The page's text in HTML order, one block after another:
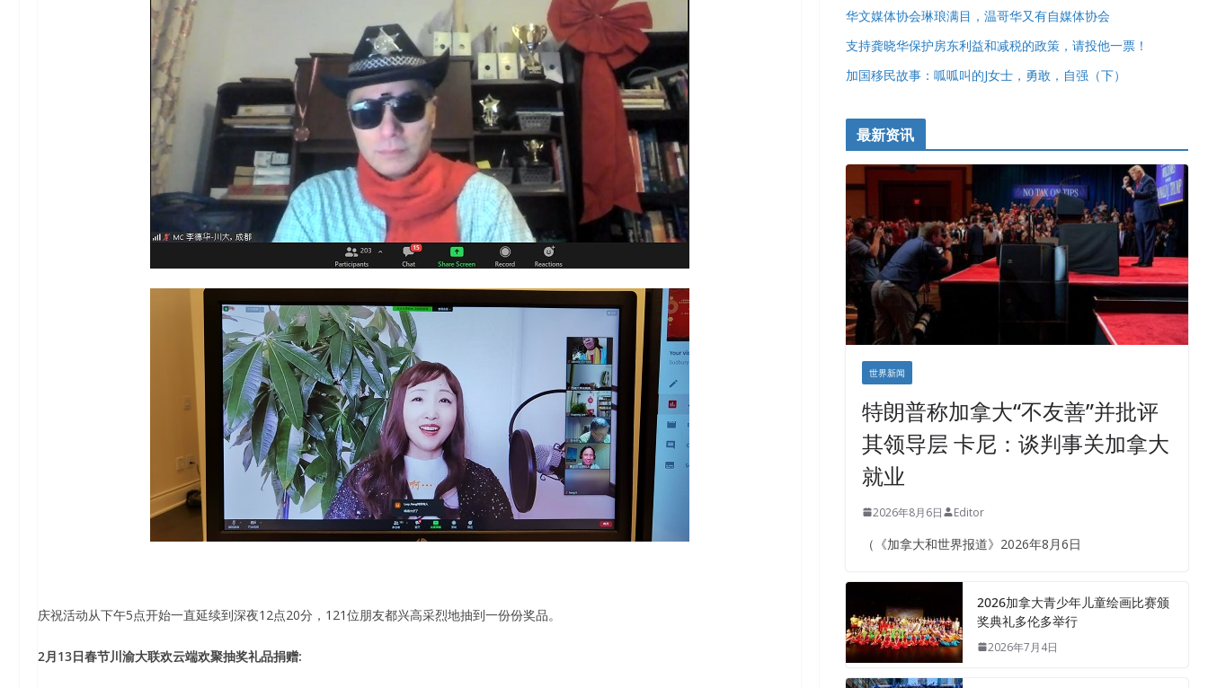
庆祝活动从下午5点开始一直延续到深夜12点20分，121位朋友都兴高采烈地抽到一份份奖品。
2月13日春节川渝大联欢云端欢聚抽奖礼品捐赠:
华文媒体协会琳琅满目，温哥华又有自媒体协会
支持龚晓华保护房东利益和减税的政策，请投他一票！
加国移民故事：呱呱叫的J女士，勇敢，自强（下）
最新资讯
世界新闻
特朗普称加拿大“不友善”并批评
其领导层 卡尼：谈判事关加拿大
就业
2026年8月6日 Editor
（《加拿大和世界报道》2026年8月6日
2026加拿大青少年儿童绘画比赛颁
奖典礼多伦多举行
2026年7月4日